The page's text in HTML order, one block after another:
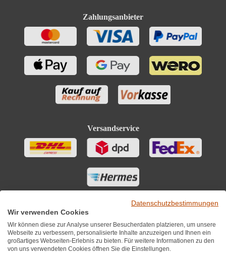
Zahlungsanbieter
Versandservice
Datenschutzbestimmungen
Wir verwenden Cookies
Wir können diese zur Analyse unserer Besucherdaten platzieren, um unsere
Webseite zu verbessern, personalisierte Inhalte anzuzeigen und Ihnen ein
großartiges Webseiten-Erlebnis zu bieten. Für weitere Informationen zu den
von uns verwendeten Cookies öffnen Sie die Einstellungen.